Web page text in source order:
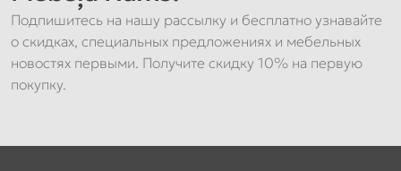
Подпишитесь на нашу рассылку и бесплатно узнавайте
о скидках, специальных предложениях и мебельных
новостях первыми. Получите скидку 10% на первую
покупку.